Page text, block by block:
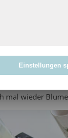
Familie laufen.
und ein ein
mal wieder
Einstellungen